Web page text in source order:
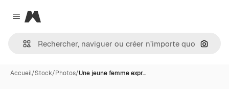
Close menu
Magnific
Accueil/Stock/Photos/Une jeune femme expr…